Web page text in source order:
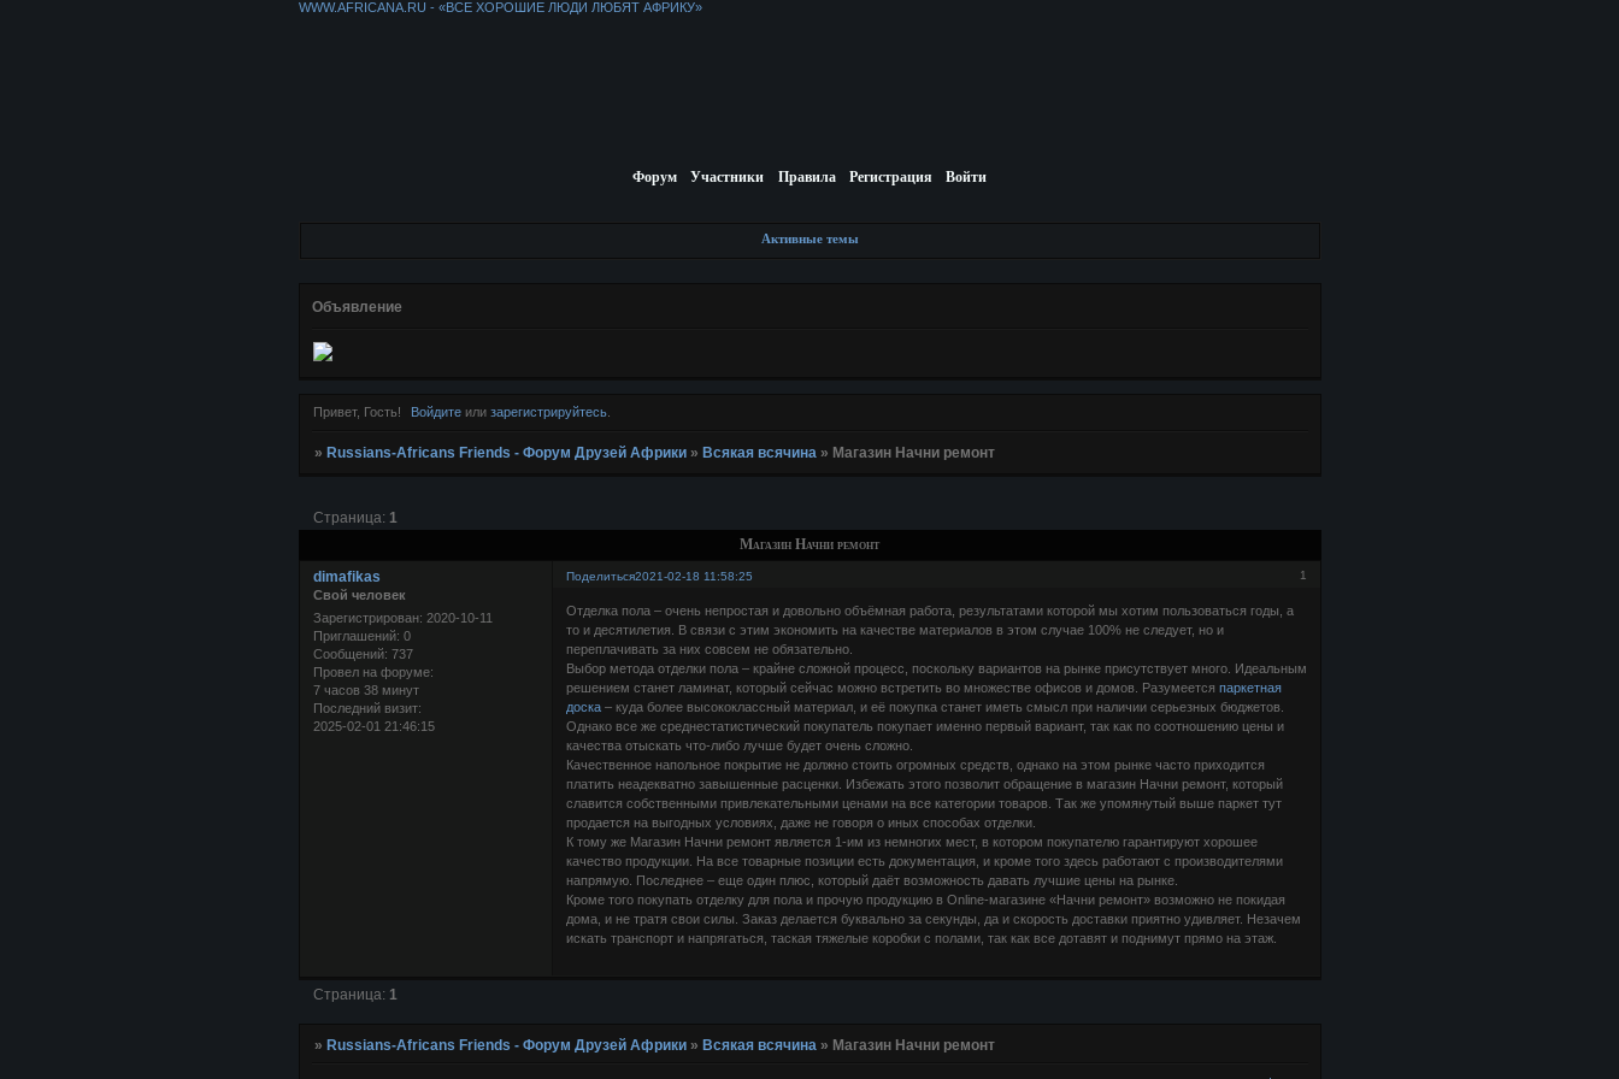
WWW.AFRICANA.RU - «ВСЕ ХОРОШИЕ ЛЮДИ ЛЮБЯТ АФРИКУ»
Форум Участники Правила Регистрация Войти
Активные темы
Объявление
Привет, Гость! Войдите или зарегистрируйтесь
» Russians-Africans Friends - Форум Друзей Африки » Всякая всячина » Магазин Начни ремонт
Магазин Начни ремонт
Страница: 1
Поделиться 1
2021-02-18 11:58:25
dimafikas
Свой человек
Зарегистрирован: 2020-10-11
Приглашений: 0
Сообщений: 737
Провел на форуме:
7 часов 38 минут
Последний визит:
2025-02-01 21:46:15
Отделка пола – очень непростая и довольно объёмная работа, результатами которой мы хотим пользоваться годы, а
то и десятилетия. В связи с этим экономить на качестве материалов в этом случае 100% не следует, но и
переплачивать за них совсем не обязательно.
Выбор метода отделки пола – крайне сложной процесс, поскольку вариантов на рынке присутствует много. Идеальным
решением станет ламинат, который сейчас можно встретить во множестве офисов и домов. Разумеется паркетная
доска– куда более высококлассный материал, и её покупка станет иметь смысл при наличии серьезных бюджетов.
Однако все же среднестатистический покупатель покупает именно первый вариант, так как по соотношению цены и
качества отыскать что-либо лучше будет очень сложно.
Качественное напольное покрытие не должно стоить огромных средств, однако на этом рынке часто приходится
платить неадекватно завышенные расценки. Избежать этого позволит обращение в магазин Начни ремонт, который
славится собственными привлекательными ценами на все категории товаров. Так же упомянутый выше паркет тут
продается на выгодных условиях, даже не говоря о иных способах отделки.
К тому же Магазин Начни ремонт является 1-им из немногих мест, в котором покупателю гарантируют хорошее
качество продукции. На все товарные позиции есть документация, и кроме того здесь работают с производителями
напрямую. Последнее – еще один плюс, который даёт возможность давать лучшие цены на рынке.
Кроме того покупать отделку для пола и прочую продукцию в Online-магазине «Начни ремонт» возможно не покидая
дома, и не тратя свои силы. Заказ делается буквально за секунды, да и скорость доставки приятно удивляет. Незачем
искать транспорт и напрягаться, таская тяжелые коробки с полами, так как все дотавят и поднимут прямо на этаж.
Страница: 1
» Russians-Africans Friends - Форум Друзей Африки » Всякая всячина » Магазин Начни ремонт